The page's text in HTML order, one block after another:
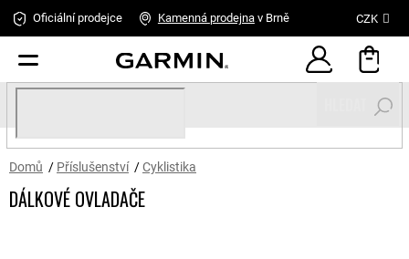
Oficiální prodejce Kamenná prodejnav Brně CZK
Domů / Příslušenství /Cyklistika
DÁLKOVÉ OVLADAČE